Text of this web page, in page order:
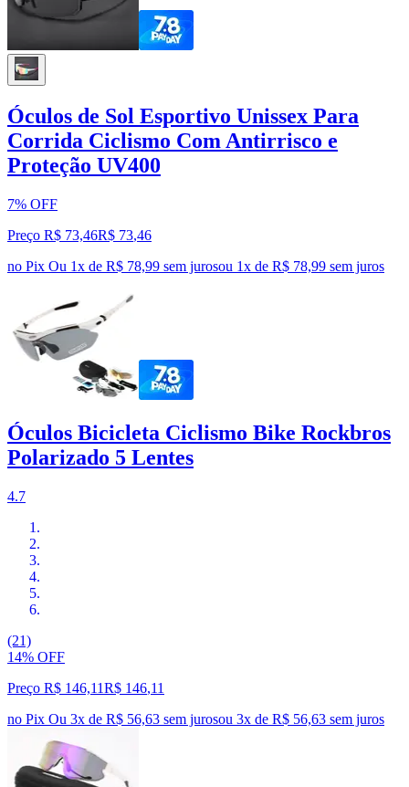
Óculos de Sol Esportivo Unissex Para
Corrida Ciclismo Com Antirrisco e
Proteção UV400
7% OFF
Preço R$ 73,46R$ 73,46
no Pix Ou 1x de R$ 78,99 sem jurosou 1x de R$ 78,99 sem juros
Óculos Bicicleta Ciclismo Bike Rockbros
Polarizado 5 Lentes
4.7
(21)
14% OFF
Preço R$ 146,11R$ 146,11
no Pix Ou 3x de R$ 56,63 sem jurosou 3x de R$ 56,63 sem juros